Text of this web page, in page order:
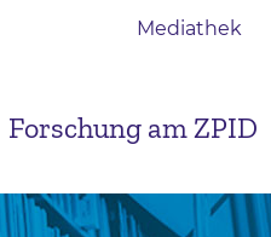
Mediathek
Forschung am ZPID